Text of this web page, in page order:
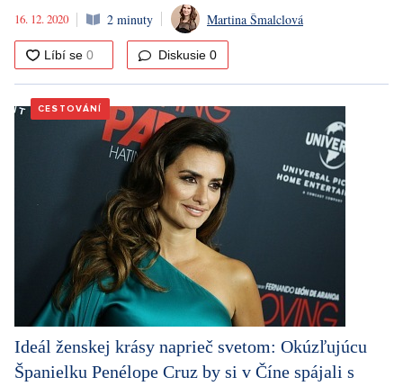
16. 12. 2020
2 minuty Martina Šmalclová
Diskusie 0
CESTOVÁNÍ
Ideál ženskej krásy naprieč svetom: Okúzľujúcu
Španielku Penélope Cruz by si v Číne spájali s